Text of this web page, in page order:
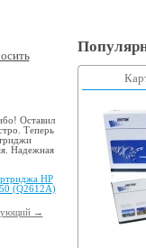
Оставил
Теперь
Надежная
HP
(Q2612A)
→